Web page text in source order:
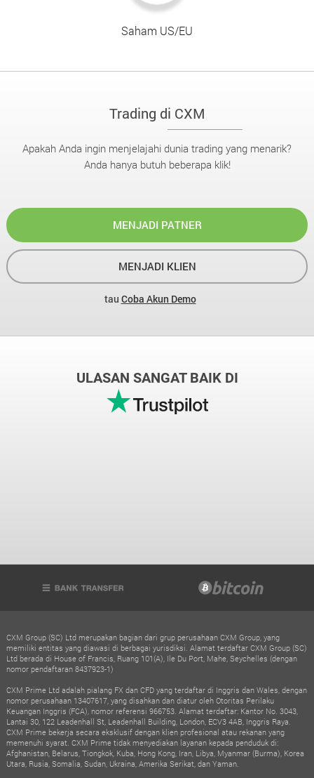
Saham US/EU
Trading di CXM
Apakah Anda ingin menjelajahi dunia trading yang menarik?
Anda hanya butuh beberapa klik!
MENJADI PATNER
MENJADI KLIEN
tau Coba Akun Demo
ULASAN SANGAT BAIK DI
CXM Group (SC) Ltd merupakan bagian dari grup perusahaan CXM Group, yang
memiliki entitas yang diawasi di berbagai yurisdiksi. Alamat terdaftar CXM Group (SC)
Ltd berada di House of Francis, Ruang 101(A), Ile Du Port, Mahe, Seychelles (dengan
nomor pendaftaran 8437923-1)
CXM Prime Ltd adalah pialang FX dan CFD yang terdaftar di Inggris dan Wales, dengan
nomor perusahaan 13407617, yang disahkan dan diatur oleh Otoritas Perilaku
Keuangan Inggris (FCA), nomor referensi 966753. Alamat terdaftar: Kantor No. 3043,
Lantai 30, 122 Leadenhall St, Leadenhall Building, London, ECV3 4AB, Inggris Raya.
CXM Prime bekerja secara eksklusif dengan klien profesional atau rekanan yang
memenuhi syarat. CXM Prime tidak menyediakan layanan kepada penduduk di:
Afghanistan, Belarus, Tiongkok, Kuba, Hong Kong, Iran, Libya, Myanmar (Burma), Korea
Utara, Rusia, Somalia, Sudan, Ukraina, Amerika Serikat, dan Yaman.